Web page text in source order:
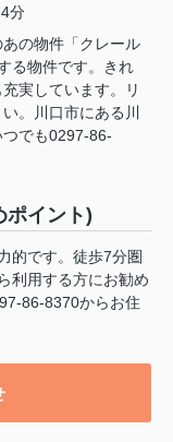
分
の物件「クレール
る物件です。きれ
実しています。リ
。川口市にある川
でも0297-86-
ポイント)
的です。徒歩7分圏
利用する方にお勧め
86-8370からお住